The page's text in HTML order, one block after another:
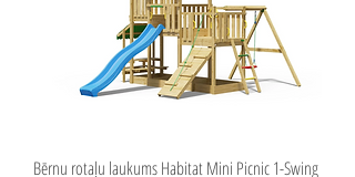
Bērnu rotaļu laukums Habitat Mini Picnic 1-Swing